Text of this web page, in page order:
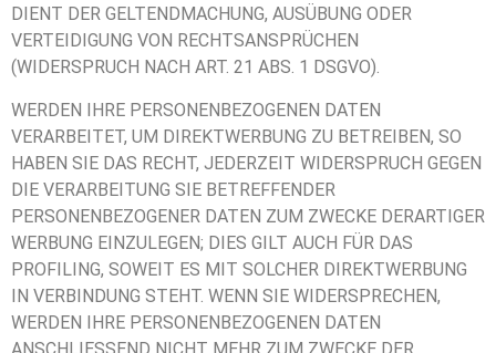
DIENT DER GELTENDMACHUNG, AUSÜBUNG ODER
VERTEIDIGUNG VON RECHTSANSPRÜCHEN
(WIDERSPRUCH NACH ART. 21 ABS. 1 DSGVO).
WERDEN IHRE PERSONENBEZOGENEN DATEN
VERARBEITET, UM DIREKTWERBUNG ZU BETREIBEN, SO
HABEN SIE DAS RECHT, JEDERZEIT WIDERSPRUCH GEGEN
DIE VERARBEITUNG SIE BETREFFENDER
PERSONENBEZOGENER DATEN ZUM ZWECKE DERARTIGER
WERBUNG EINZULEGEN; DIES GILT AUCH FÜR DAS
PROFILING, SOWEIT ES MIT SOLCHER DIREKTWERBUNG
IN VERBINDUNG STEHT. WENN SIE WIDERSPRECHEN,
WERDEN IHRE PERSONENBEZOGENEN DATEN
ANSCHLIESSEND NICHT MEHR ZUM ZWECKE DER